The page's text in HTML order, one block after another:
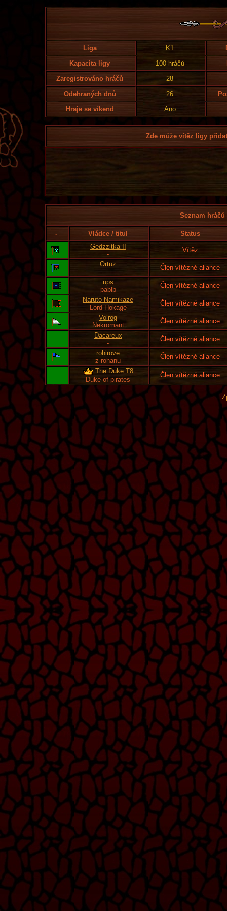
Liga K1
Kapacita ligy
100 hráčů
Zaregistrováno hráčů
28
Odehraných dnů
26
Hraje se víkend
Ano
Zde může vítěz ligy
Seznam
- Vládce / titul
Status
Gedzzitka II
-
Vítěz
Ortuz
-
Člen vítězné aliance
ups
pablb
Člen vítězné aliance
Naruto Namikaze
Lord Hokage
Člen vítězné aliance
Volrog
Nekromant
Člen vítězné aliance
Dacareux
-
Člen vítězné aliance
rohirove
z rohanu
Člen vítězné aliance
The Duke T8
Duke of pirates
Člen vítězné aliance